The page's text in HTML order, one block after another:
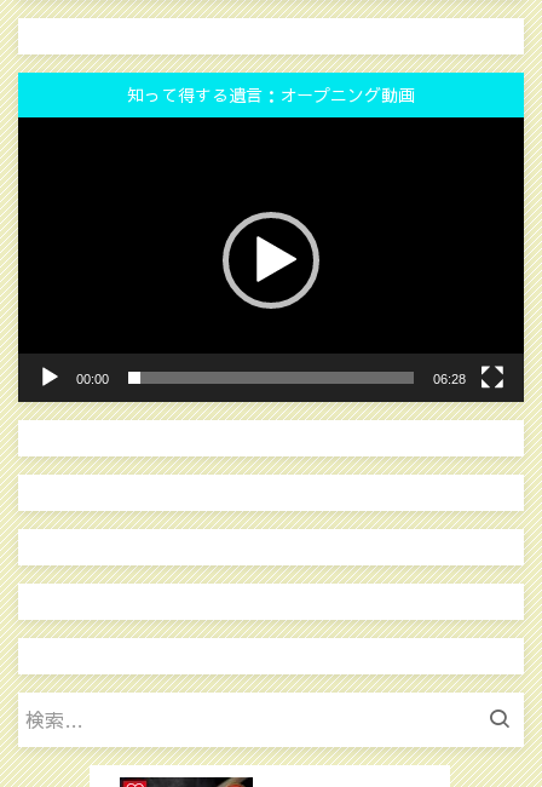
知って得する遺言：オープニング動画
動
画
プ
レ
ー
ヤ
ー
00:00 06:28
検
索: